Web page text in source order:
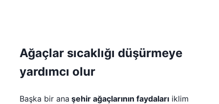
Ağaçlar sıcaklığı düşürmeye
yardımcı olur
Başka bir ana şehir ağaçlarının faydaları iklim